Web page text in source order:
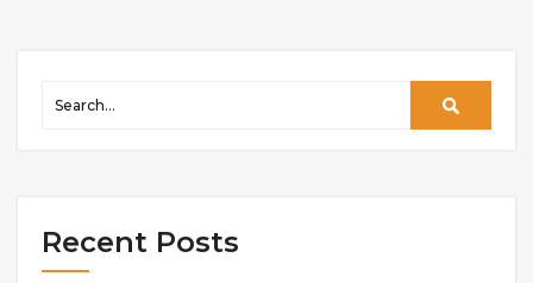
Recent Posts